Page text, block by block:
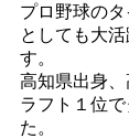
プロ野球の
としても大
す。
高知県出身
ラフト１位
た。